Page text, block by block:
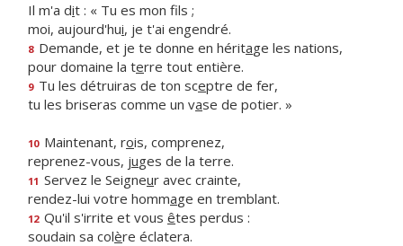
Il m'a dit : « Tu es mon fils ;
moi, aujourd'hui, je t'ai engendré.
8 Demande, et je te donne en héritage les nations,
pour domaine la terre tout entière.
9 Tu les détruiras de ton sceptre de fer,
tu les briseras comme un vase de potier. »
10 Maintenant, rois, comprenez,
reprenez-vous, juges de la terre.
11 Servez le Seigneur avec crainte,
rendez-lui votre hommage en tremblant.
12 Qu'il s'irrite et vous êtes perdus :
soudain sa colère éclatera.